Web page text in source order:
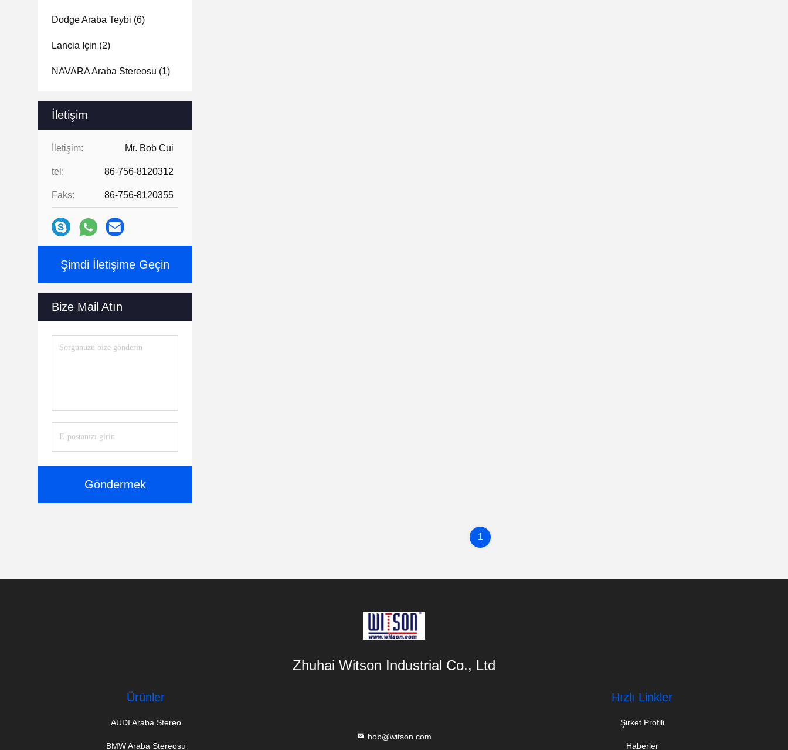
Dodge Araba Teybi (6)
Lancia Için (2)
NAVARA Araba Stereosu (1)
İletişim
İletişim: Mr. Bob Cui
tel: 86-756-8120312
Faks: 86-756-8120355
Şimdi İletişime Geçin
Bize Mail Atın
Göndermek
1
Zhuhai Witson Industrial Co., Ltd
Ürünler
AUDI Araba Stereo
BMW Araba Stereosu
bob@witson.com
Hızlı Linkler
Şirket Profili
Haberler